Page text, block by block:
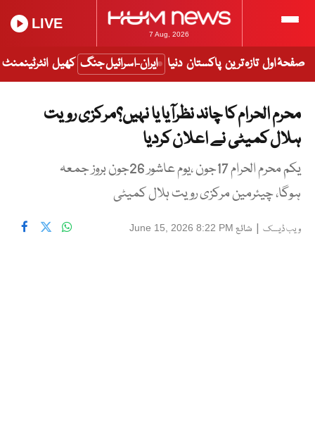
7 Aug, 2026
LIVE
صفحۂ اول تازہ ترین پاکستان دنیا ایران-اسرائیل جنگ کھیل انٹرٹینمنٹ
محرم الحرام کا چاند نظرآیا یا نہیں؟مرکزی رویت
ہلال کمیٹی نے اعلان کردیا
یکم محرم الحرام 17جون ،یوم عاشور 26جون بروز جمعہ
ہوگا، چیئرمین مرکزی رویت ہلال کمیٹی
ویب ڈیسک | شائع June 15, 2026 8:22 PM